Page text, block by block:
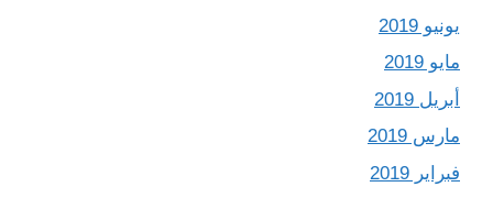
يونيو 2019
مايو 2019
أبريل 2019
مارس 2019
فبراير 2019